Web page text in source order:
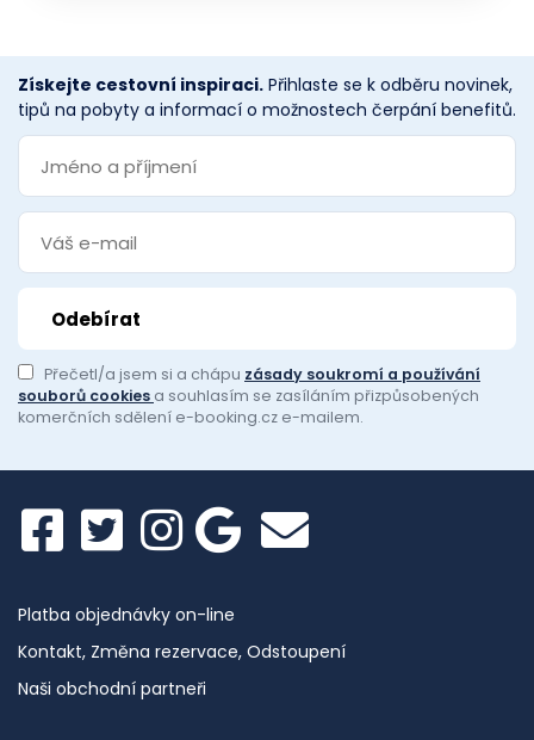
Získejte cestovní inspiraci. Přihlaste se k odběru novinek,
tipů na pobyty a informací o možnostech čerpání benefitů.
Přečetl/a jsem si a chápu zásady soukromí a používání
souborů cookies a souhlasím se zasíláním přizpůsobených
komerčních sdělení e-booking.cz e-mailem.
Platba objednávky on-line
Kontakt, Změna rezervace, Odstoupení
Naši obchodní partneři